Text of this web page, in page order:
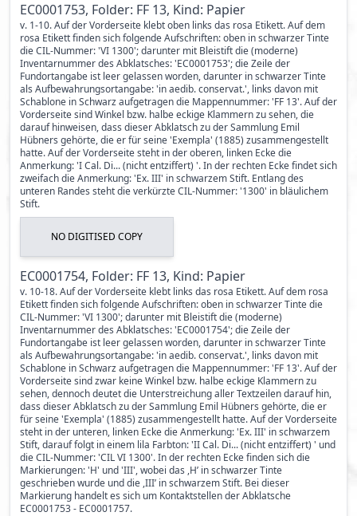
EC0001753, Folder: FF 13, Kind: Papier
v. 1-10. Auf der Vorderseite klebt oben links das rosa Etikett. Auf dem
rosa Etikett finden sich folgende Aufschriften: oben in schwarzer Tinte
die CIL-Nummer: 'VI 1300'; darunter mit Bleistift die (moderne)
Inventarnummer des Abklatsches: 'EC0001753'; die Zeile der
Fundortangabe ist leer gelassen worden, darunter in schwarzer Tinte
als Aufbewahrungsortangabe: 'in aedib. conservat.', links davon mit
Schablone in Schwarz aufgetragen die Mappennummer: 'FF 13'. Auf der
Vorderseite sind Winkel bzw. halbe eckige Klammern zu sehen, die
darauf hinweisen, dass dieser Abklatsch zu der Sammlung Emil
Hübners gehörte, die er für seine 'Exempla' (1885) zusammengestellt
hatte. Auf der Vorderseite steht in der oberen, linken Ecke die
Anmerkung: 'I Cal. Di... (nicht entziffert) '. In der rechten Ecke findet sich
zweifach die Anmerkung: 'Ex. III' in schwarzem Stift. Entlang des
unteren Randes steht die verkürzte CIL-Nummer: '1300' in bläulichem
Stift.
NO DIGITISED COPY
EC0001754, Folder: FF 13, Kind: Papier
v. 10-18. Auf der Vorderseite klebt links das rosa Etikett. Auf dem rosa
Etikett finden sich folgende Aufschriften: oben in schwarzer Tinte die
CIL-Nummer: 'VI 1300'; darunter mit Bleistift die (moderne)
Inventarnummer des Abklatsches: 'EC0001754'; die Zeile der
Fundortangabe ist leer gelassen worden, darunter in schwarzer Tinte
als Aufbewahrungsortangabe: 'in aedib. conservat.', links davon mit
Schablone in Schwarz aufgetragen die Mappennummer: 'FF 13'. Auf der
Vorderseite sind zwar keine Winkel bzw. halbe eckige Klammern zu
sehen, dennoch deutet die Unterstreichung aller Textzeilen darauf hin,
dass dieser Abklatsch zu der Sammlung Emil Hübners gehörte, die er
für seine 'Exempla' (1885) zusammengestellt hatte. Auf der Vorderseite
steht in der unteren, linken Ecke die Anmerkung: 'Ex. III' in schwarzem
Stift, darauf folgt in einem lila Farbton: 'II Cal. Di... (nicht entziffert) ' und
die CIL-Nummer: 'CIL VI 1300'. In der rechten Ecke finden sich die
Markierungen: 'H' und 'III', wobei das ,H’ in schwarzer Tinte
geschrieben wurde und die ,III’ in schwarzem Stift. Bei dieser
Markierung handelt es sich um Kontaktstellen der Abklatsche
EC0001753 - EC0001757.